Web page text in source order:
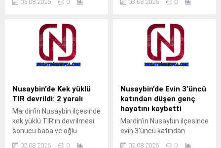
çıkan kuru ot yangınında
gördü. Yangın, sabah
saatlerinde Nusaybin
ilçesine bağlı kırsal
Bahçebaşı Mahallesi’nde
sulama kanalı çevresinde
nedenle başlayan kuru ot
yangını, rüzgarın etkisiyle
çevredeki meyve ağaçlarına
sıçradı. İhbar üzerine
bölgeye sevk edilen itfaiye
ekipleri, yangını çevreye
yayılmadan...
05.08.2026 0
ilçesine bağlı kırsal Girmeli
uluslararası İpekyolu’nda
meydana
geldi.Sürücüsünün kimliği
ve taşıdığı yük henüz
öğrenilemeyen 33 BED 762
Cizre istikametine seyir
halindeyken kontrolden
çıkarak orta refüjdeki demir
bariyerlere çarpıp
devrildi.Kazada araç içinde
mahsur kalan...
03.08.2026 0
Nusaybin’de Kek yüklü
TIR devrildi: 2 yaralı
Mardin’in Nusaybin ilçesinde
kek yüklü TIR’ın devrilmesi
sonucu baba ve oğlu
02.08.2026 0
Nusaybin’de Evin 3’üncü
katından düşen genç
hayatını kaybetti
Mardin’in Nusaybin ilçesinde
evin 3’üncü katından
02.08.2026 0